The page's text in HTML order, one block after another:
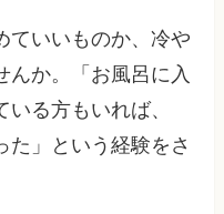
ていいものか、冷や
んか。「お風呂に入
る方もいれば、
た」という経験をさ